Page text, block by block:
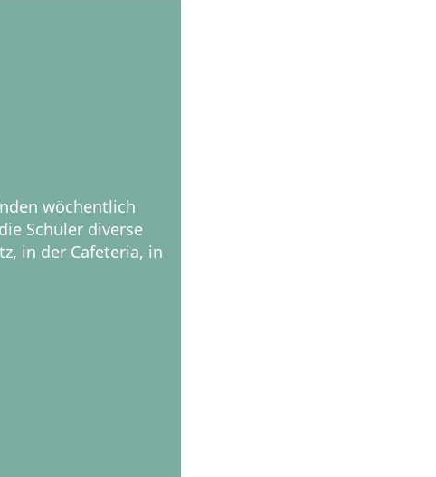
wöchentlich
Schüler diverse
in der Cafeteria, in